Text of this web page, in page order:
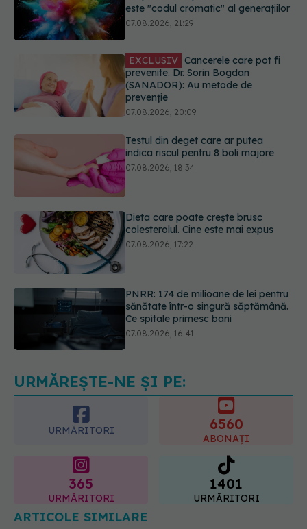
EXCLUSIV Cancerele care pot fi
prevenite. Dr. Sorin Bogdan
prevenție
07.08.2026, 20:09
Testul din deget care ar putea
indica riscul pentru 8 boli majore
Dieta care poate crește brusc
PNRR: 174 de milioane de lei pentru
Ce spune culoarea ta preferată
despre vârsta pe care o ai. Care
URMĂREȘTE-NE ȘI PE:
URMĂRITORI 6560
ABONAȚI
365
URMĂRITORI
1401
URMĂRITORI
ARTICOLE SIMILARE